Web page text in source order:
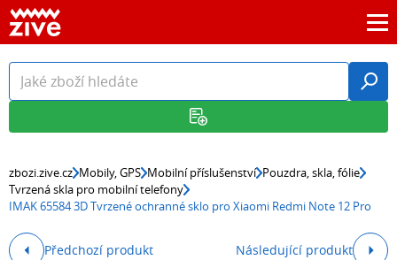
zbozi.zive.cz Mobily, GPS Mobilní příslušenství Pouzdra, skla, fólie
Tvrzená skla pro mobilní telefony
IMAK 65584 3D Tvrzené ochranné sklo pro Xiaomi Redmi Note 12 Pro
Předchozí produkt Následující produkt